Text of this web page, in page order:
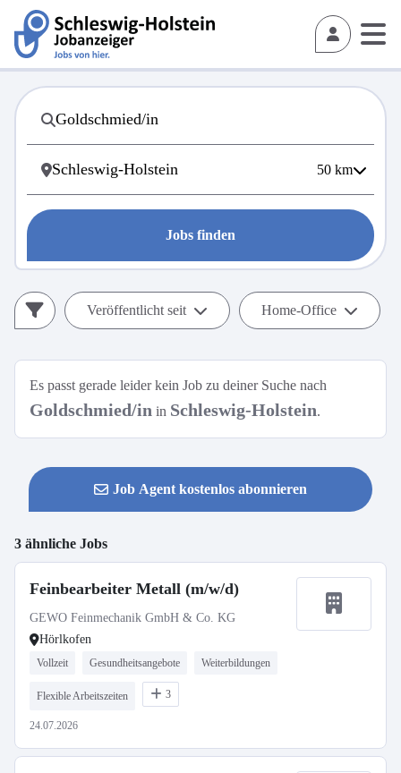
50 km
Jobs finden
Veröffentlicht seit Home-Office
Es passt gerade leider kein Job zu deiner Suche nach
Goldschmied/in in Schleswig-Holstein.
Job Agent kostenlos abonnieren
3 ähnliche Jobs
Feinbearbeiter Metall (m/w/d)
GEWO Feinmechanik GmbH & Co. KG
Hörlkofen
Vollzeit Gesundheitsangebote Weiterbildungen
Flexible Arbeitszeiten 3
24.07.2026